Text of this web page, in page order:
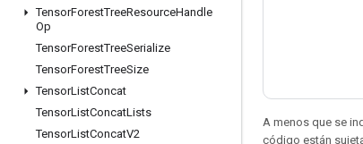
TensorForestTreeResourceHandle
Op
TensorForestTreeSerialize
TensorForestTreeSize
TensorListConcat
TensorListConcatLists
TensorListConcatV2
A menos que se
código están